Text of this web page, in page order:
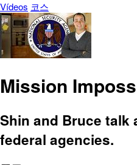
Vídeos 코스
Mission
Shin and Bruce talk
federal agencies.